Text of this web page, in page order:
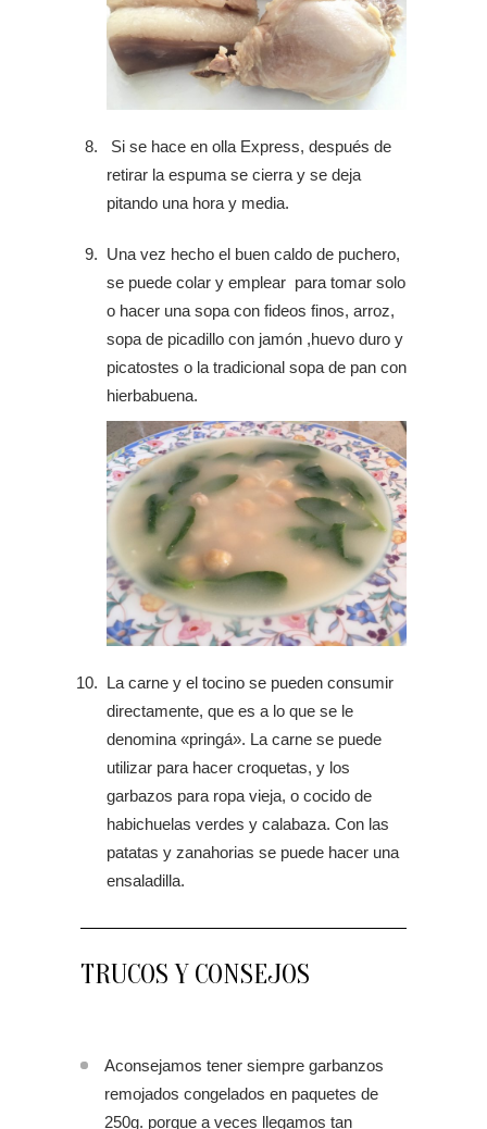
Si se hace en olla Express, después de
retirar la espuma se cierra y se deja
pitando una hora y media.
Una vez hecho el buen caldo de puchero,
se puede colar y emplear para tomar solo
o hacer una sopa con fideos finos, arroz,
sopa de picadillo con jamón ,huevo duro y
picatostes o la tradicional sopa de pan con
hierbabuena.
La carne y el tocino se pueden consumir
directamente, que es a lo que se le
denomina «pringá». La carne se puede
utilizar para hacer croquetas, y los
garbazos para ropa vieja, o cocido de
habichuelas verdes y calabaza. Con las
patatas y zanahorias se puede hacer una
ensaladilla.
TRUCOS Y CONSEJOS
Aconsejamos tener siempre garbanzos
remojados congelados en paquetes de
250g. porque a veces llegamos tan